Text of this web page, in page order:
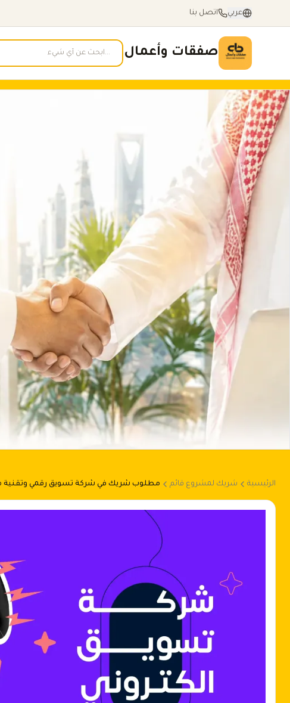
عربي اتصل بنا
صفقات وأعمال
الرئيسية شريك لمشروع قائم مطلوب شريك في شركة تسويق رقمي وتقنية